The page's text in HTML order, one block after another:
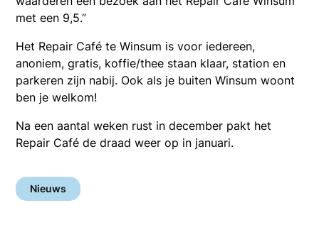
met een 9,5.”
Het Repair Café te Winsum is voor iedereen,
anoniem, gratis, koffie/thee staan klaar, station en
parkeren zijn nabij. Ook als je buiten Winsum woont
ben je welkom!
Na een aantal weken rust in december pakt het
Repair Café de draad weer op in januari.
Nieuws